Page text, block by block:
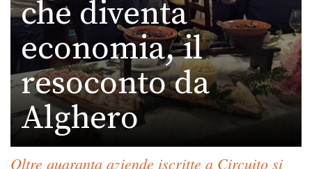
che diventa
economia, il
resoconto da
Alghero
Oltre quaranta aziende iscritte a Circuito si